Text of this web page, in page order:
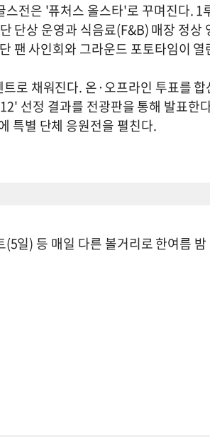
전은 '퓨처스 올스타'로 꾸며진다. 1
단상 운영과 식음료(F&B) 매장 정상
팬 사인회와 그라운드 포토타임이 열
로 채워진다. 온·오프라인 투표를 합
선정 결과를 전광판을 통해 발표한
특별 단체 응원전을 펼친다.
일) 등 매일 다른 볼거리로 한여름 밤